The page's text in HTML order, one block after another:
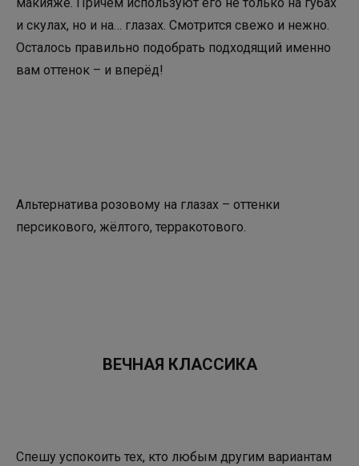
макияже. Причём используют его не только на губах
и скулах, но и на… глазах. Смотрится свежо и нежно.
Осталось правильно подобрать подходящий именно
вам оттенок – и вперёд!
Альтернатива розовому на глазах – оттенки
персикового, жёлтого, терракотового.
ВЕЧНАЯ КЛАССИКА
Спешу успокоить тех, кто любым другим вариантам